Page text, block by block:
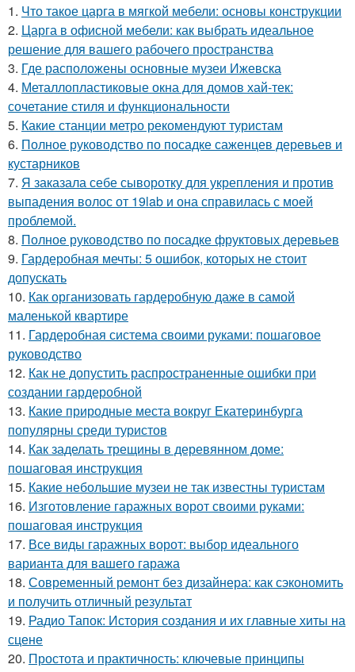
1. Что такое царга в мягкой мебели: основы конструкции
2. Царга в офисной мебели: как выбрать идеальное
решение для вашего рабочего пространства
3. Где расположены основные музеи Ижевска
4. Металлопластиковые окна для домов хай-тек:
сочетание стиля и функциональности
5. Какие станции метро рекомендуют туристам
6. Полное руководство по посадке саженцев деревьев и
кустарников
7. Я заказала себе сыворотку для укрепления и против
выпадения волос от 19lab и она справилась с моей
проблемой.
8. Полное руководство по посадке фруктовых деревьев
9. Гардеробная мечты: 5 ошибок, которых не стоит
допускать
10. Как организовать гардеробную даже в самой
маленькой квартире
11. Гардеробная система своими руками: пошаговое
руководство
12. Как не допустить распространенные ошибки при
создании гардеробной
13. Какие природные места вокруг Екатеринбурга
популярны среди туристов
14. Как заделать трещины в деревянном доме:
пошаговая инструкция
15. Какие небольшие музеи не так известны туристам
16. Изготовление гаражных ворот своими руками:
пошаговая инструкция
17. Все виды гаражных ворот: выбор идеального
варианта для вашего гаража
18. Современный ремонт без дизайнера: как сэкономить
и получить отличный результат
19. Радио Тапок: История создания и их главные хиты на
сцене
20. Простота и практичность: ключевые принципы